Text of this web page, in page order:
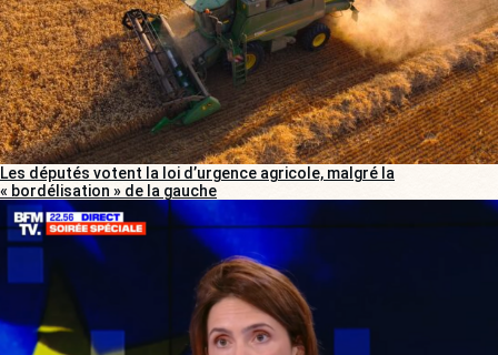
Les députés votent la loi d’urgence agricole, malgré la
« bordélisation » de la gauche